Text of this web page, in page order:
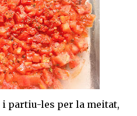
i partiu-les per la meitat,